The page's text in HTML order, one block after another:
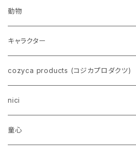
動物
ネコ
イヌ
トイプードル
柴犬
ウザギ
パンダ
キャラクター
スヌーピー
モンチッチ
ムーミン
cozyca products (コジカプロダクツ)
nici
童心